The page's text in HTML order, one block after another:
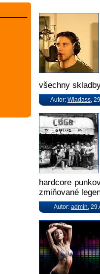
všechny
Autor: Wladass ,
hardcore
zmiňované
Autor: admin ,